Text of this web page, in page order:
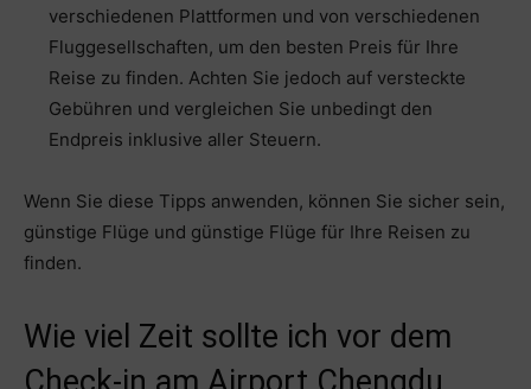
verschiedenen Plattformen und von verschiedenen
Fluggesellschaften, um den besten Preis für Ihre
Reise zu finden. Achten Sie jedoch auf versteckte
Gebühren und vergleichen Sie unbedingt den
Endpreis inklusive aller Steuern.
Wenn Sie diese Tipps anwenden, können Sie sicher sein,
günstige Flüge und günstige Flüge für Ihre Reisen zu
finden.
Wie viel Zeit sollte ich vor dem